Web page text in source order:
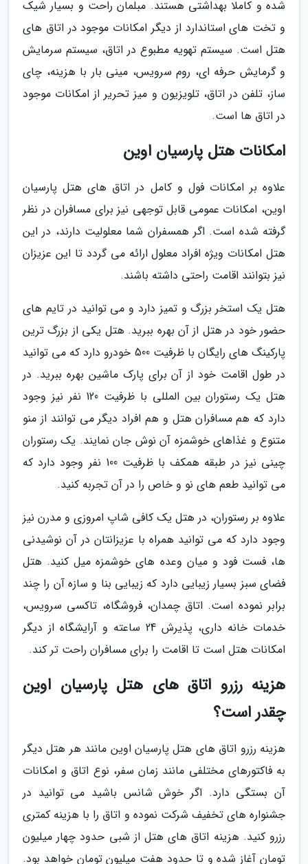
شده و کاملا بهداشتی هستند. مبلمان راحت و بسیار شیک
و تخت های استاندارد از دیگر امکانات موجود در اتاق های
هتل است. سیستم تهویه مطبوع در اتاق، سیستم سرمایش
و گرمایش حرفه ای، روم سرویس، مینی بار با هزینه، چای
ساز، تلفن در اتاق، تلویزیون و میز تحریر از امکانات موجود
در اتاق ها است.
امکانات هتل پارسیان اوین
علاوه بر امکانات فول و کامل در اتاق های هتل پارسیان
اوین، امکانات عمومی قابل توجهی نیز برای مسافران در نظر
گرفته شده است. اگر همسفران شما معلولیت دارند، در این
هتل امکانات ویژه افراد معلول ارائه می گردد تا این عزیزان
نیز بتوانند اقامت راحتی داشته باشند.
هتل یک استخر بزرگ و تمیز دارد و می توانید در تایم های
حضور خود در هتل از آن بهره ببرید. هتل یکی از بزرگ ترین
پارکینگ های رایگان با ظرفیت 500 خودرو دارد که می توانید
در طول اقامت خود از آن برای پارک ماشین بهره ببرید. در
هتل یک رستوران بین المللی با ظرفیت 120 نفر نیز وجود
دارد که هم مسافران هتل و هم افراد دیگر می توانند از منو
متنوع و غذاهای خوشمزه آن نوش جان نمایند. یک رستوران
چینی نیز در طبقه همکف با ظرفیت 100 نفر وجود دارد که
می توانید طعم های نو و خاص را در آن تجربه کنید.
علاوه بر رستوران، در هتل یک کافی شاپ امروزی و مدرن نیز
وجود دارد که می توانید همراه با عزیزانتان در آن نوشیدنی
ها، فست فود و میان وعده های خوشمزه میل کنید. هتل
فضای سبز بسیار زیبایی دارد که زیبایی بنا و سازه آن را چند
برابر نموده است. اتاق چمدان، فروشگاه، تاکسی سرویس،
خدمات خانه داری، پذیرش 24 ساعته و آرایشگاه از دیگر
امکانات هتل است تا اقامت را برای مسافران راحت تر کند.
هزینه رزرو اتاق های هتل پارسیان اوین
چقدر است؟
هزینه رزرو اتاق های هتل پارسیان اوین مانند هر هتل دیگر
به فاکتورهای مختلفی مانند زمان سفر، نوع اتاق و امکانات
آن بستگی دارد. اگر خوش شانس باشید می توانید در
جشنواره های تخفیف شرکت نموده و اتاق را با هزینه کمتری
رزرو کنید. هزینه اتاق های هتل از شبی حدود چهار میلیون
تومان آغاز شده و تا حدود هفت میلیون تومان خواهد بود.